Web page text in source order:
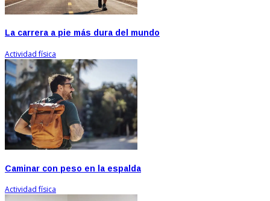
La carrera a pie más dura del mundo
Actividad física
Caminar con peso en la espalda
Actividad física